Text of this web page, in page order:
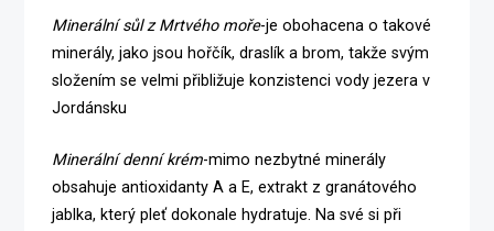
Minerální sůl z Mrtvého moře-je obohacena o takové
minerály, jako jsou hořčík, draslík a brom, takže svým
složením se velmi přibližuje konzistenci vody jezera v
Jordánsku
Minerální denní krém-mimo nezbytné minerály
obsahuje antioxidanty A a E, extrakt z granátového
jablka, který pleť dokonale hydratuje. Na své si při